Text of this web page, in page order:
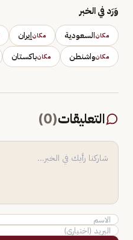
وَرَد في الخبر
مكانالسعودية مكانإيران
مكانواشنطن مكانباكستان
التعليقات(
0
)